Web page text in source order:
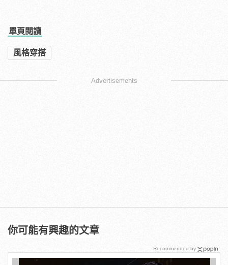
單頁閱讀
風格穿搭
Advertisements
你可能有興趣的文章
Recommended by